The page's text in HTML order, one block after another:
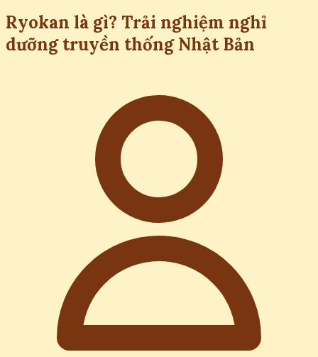
Ryokan là gì? Trải nghiệm nghỉ
dưỡng truyền thống Nhật Bản